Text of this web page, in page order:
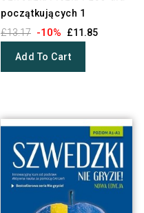
początkujących 1
£13.17 -10% £11.85
Add To Cart